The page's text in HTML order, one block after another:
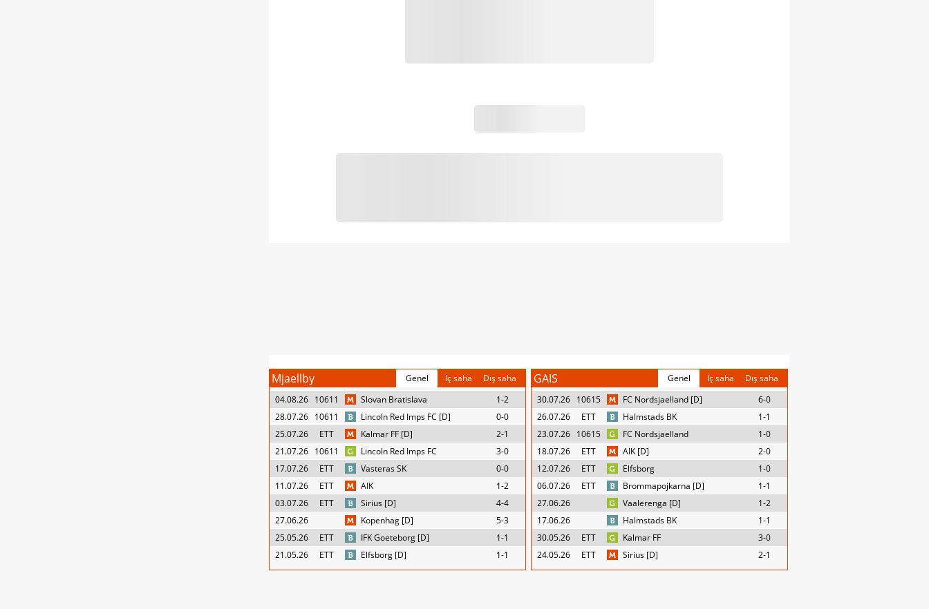
Mjaellby Genel İç saha
Dış saha
04.08.26 10611 Slovan Bratislava
1-2
28.07.26 10611 Lincoln Red Imps FC [D]
0-0
25.07.26
ETT Kalmar FF [D]
2-1
21.07.26 10611 Lincoln Red Imps FC
3-0
17.07.26
ETT Vasteras SK
0-0
11.07.26
ETT AIK
1-2
03.07.26
ETT Sirius [D]
4-4
27.06.26
Kopenhag [D]
5-3
25.05.26
ETT IFK Goeteborg [D]
1-1
21.05.26
ETT Elfsborg [D] 1-1
GAIS Genel İç saha
Dış saha
30.07.26 10615 FC Nordsjaelland [D]
6-0
26.07.26
ETT Halmstads BK
1-1
23.07.26 10615 FC Nordsjaelland
1-0
18.07.26
ETT AIK [D]
2-0
12.07.26
ETT Elfsborg
1-0
06.07.26
ETT Brommapojkarna [D]
1-1
27.06.26
Vaalerenga [D]
1-2
17.06.26
Halmstads BK
1-1
30.05.26
ETT Kalmar FF
3-0
24.05.26
ETT Sirius [D] 2-1